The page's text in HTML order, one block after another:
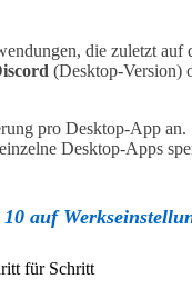
die zuletzt
(Desktop-Version)
pro Desktop-App an.
Desktop-Apps
auf
für Schritt